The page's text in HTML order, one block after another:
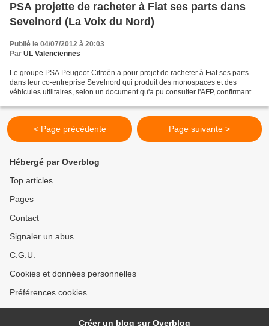
PSA projette de racheter à Fiat ses parts dans
Sevelnord (La Voix du Nord)
Publié le 04/07/2012 à 20:03
Par UL Valenciennes
Le groupe PSA Peugeot-Citroën a pour projet de racheter à Fiat ses parts
dans leur co-entreprise Sevelnord qui produit des monospaces et des
véhicules utilitaires, selon un document qu'a pu consulter l'AFP, confirmant
< Page précédente Page suivante >
Hébergé par Overblog
Top articles
Pages
Contact
Signaler un abus
C.G.U.
Cookies et données personnelles
Préférences cookies
Créer un blog sur Overblog